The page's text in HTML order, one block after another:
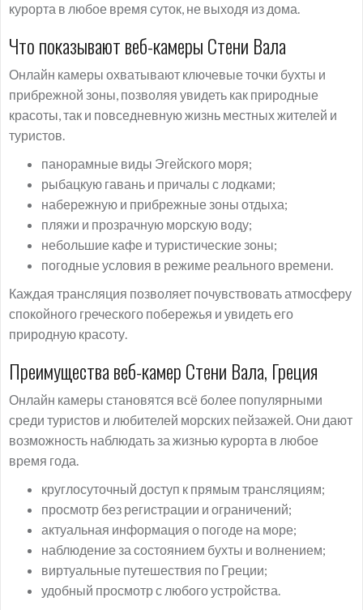
курорта в любое время суток, не выходя из дома.
Что показывают веб-камеры Стени Вала
Онлайн камеры охватывают ключевые точки бухты и
прибрежной зоны, позволяя увидеть как природные
красоты, так и повседневную жизнь местных жителей и
туристов.
панорамные виды Эгейского моря;
рыбацкую гавань и причалы с лодками;
набережную и прибрежные зоны отдыха;
пляжи и прозрачную морскую воду;
небольшие кафе и туристические зоны;
погодные условия в режиме реального времени.
Каждая трансляция позволяет почувствовать атмосферу
спокойного греческого побережья и увидеть его
природную красоту.
Преимущества веб-камер Стени Вала, Греция
Онлайн камеры становятся всё более популярными
среди туристов и любителей морских пейзажей. Они дают
возможность наблюдать за жизнью курорта в любое
время года.
круглосуточный доступ к прямым трансляциям;
просмотр без регистрации и ограничений;
актуальная информация о погоде на море;
наблюдение за состоянием бухты и волнением;
виртуальные путешествия по Греции;
удобный просмотр с любого устройства.